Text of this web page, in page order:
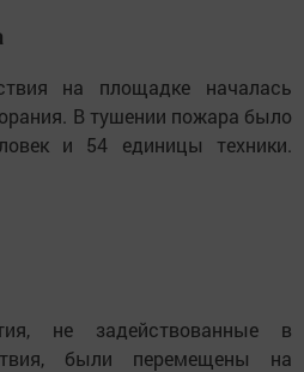
на площадке началась
В тушении пожара было
и 54 единицы техники.
не задействованные в
были перемещены на